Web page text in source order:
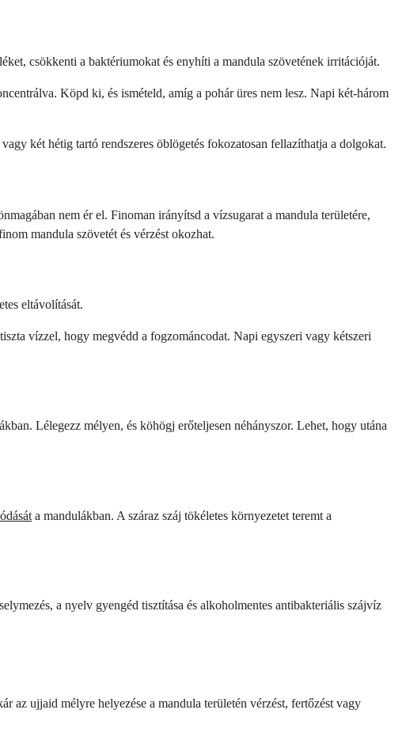
csökkenti a baktériumokat és enyhíti a mandula szövetének irritációját.
Köpd ki, és ismételd, amíg a pohár üres nem lesz. Napi két-három
két hétig tartó rendszeres öblögetés fokozatosan fellazíthatja a dolgokat.
nem ér el. Finoman irányítsd a vízsugarat a mandula területére,
mandula szövetét és vérzést okozhat.
eltávolítását.
vízzel, hogy megvédd a fogzománcodat. Napi egyszeri vagy kétszeri
Lélegezz mélyen, és köhögj erőteljesen néhányszor. Lehet, hogy utána
a mandulákban. A száraz száj tökéletes környezetet teremt a
a nyelv gyengéd tisztítása és alkoholmentes antibakteriális szájvíz
ujjaid mélyre helyezése a mandula területén vérzést, fertőzést vagy